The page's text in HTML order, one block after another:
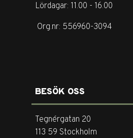
Lördagar: 11.00 - 16.00
Org.nr: 556960-3094
BESÖK OSS
Tegnérgatan 20
113 59 Stockholm